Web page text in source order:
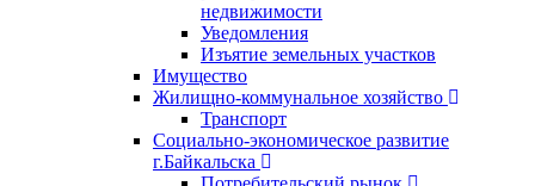
недвижимости
Уведомления
Изъятие земельных участков
Имущество
Жилищно-коммунальное хозяйство
Транспорт
Социально-экономическое развитие
г.Байкальска